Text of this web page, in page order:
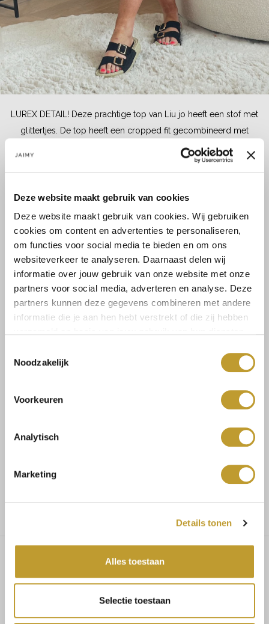
Deze website maakt gebruik van cookies
Deze website maakt gebruik van cookies. Wij gebruiken
cookies om content en advertenties te personaliseren,
om functies voor social media te bieden en om ons
websiteverkeer te analyseren. Daarnaast delen wij
informatie over jouw gebruik van onze website met onze
partners voor social media, adverteren en analyse. Deze
partners kunnen deze gegevens combineren met andere
informatie die je aan hen hebt verstrekt of die zij hebben
Noodzakelijk
Voorkeuren
Analytisch
Marketing
Details tonen
Alles toestaan
Selectie toestaan
LUREX DETAIL! Deze prachtige top van Liu jo heeft een stof met
glittertjes. De top heeft een cropped fit gecombineerd met
Select a size
Jacquar top natural bandana